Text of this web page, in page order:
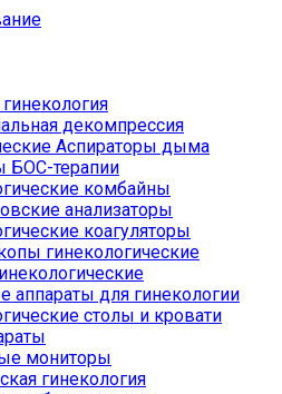
декомпрессия
Аспираторы дыма
БОС-терапии
комбайны
анализаторы
коагуляторы
гинекологические
аппараты для гинекологии
столы и кровати
мониторы
гинекология